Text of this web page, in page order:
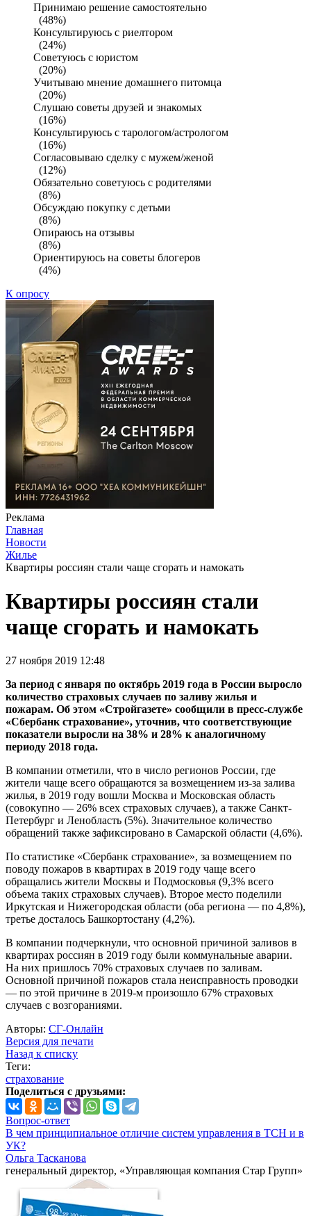
Принимаю решение самостоятельно
(48%)
Консультируюсь с риелтором
(24%)
Советуюсь с юристом
(20%)
Учитываю мнение домашнего питомца
(20%)
Слушаю советы друзей и знакомых
(16%)
Консультируюсь с тарологом/астрологом
(16%)
Согласовываю сделку с мужем/женой
(12%)
Обязательно советуюсь с родителями
(8%)
Обсуждаю покупку с детьми
(8%)
Опираюсь на отзывы
(8%)
Ориентируюсь на советы блогеров
(4%)
К опросу
Реклама
Главная
Новости
Жилье
Квартиры россиян стали чаще сгорать и намокать
Квартиры россиян стали
чаще сгорать и намокать
27 ноября 2019 12:48
За период с января по октябрь 2019 года в России выросло
количество страховых случаев по заливу жилья и
пожарам. Об этом «Стройгазете» сообщили в пресс-службе
«Сбербанк страхование», уточнив, что соответствующие
показатели выросли на 38% и 28% к аналогичному
периоду 2018 года.
В компании отметили, что в число регионов России, где
жители чаще всего обращаются за возмещением из-за залива
жилья, в 2019 году вошли Москва и Московская область
(совокупно — 26% всех страховых случаев), а также Санкт-
Петербург и Ленобласть (5%). Значительное количество
обращений также зафиксировано в Самарской области (4,6%).
По статистике «Сбербанк страхование», за возмещением по
поводу пожаров в квартирах в 2019 году чаще всего
обращались жители Москвы и Подмосковья (9,3% всего
объема таких страховых случаев). Второе место поделили
Иркутская и Нижегородская области (оба региона — по 4,8%),
третье досталось Башкортостану (4,2%).
В компании подчеркнули, что основной причиной заливов в
квартирах россиян в 2019 году были коммунальные аварии.
На них пришлось 70% страховых случаев по заливам.
Основной причиной пожаров стала неисправность проводки
— по этой причине в 2019-м произошло 67% страховых
случаев с возгораниями.
Авторы: СГ-Онлайн
Версия для печати
Назад к списку
Теги:
страхование
Поделиться с друзьями:
Вопрос-ответ
В чем принципиальное отличие систем управления в ТСН и в
УК?
Ольга Тасканова
генеральный директор, «Управляющая компания Стар Групп»